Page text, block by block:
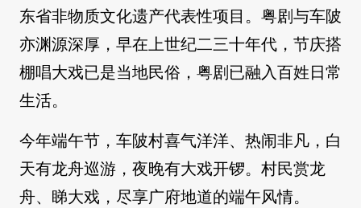
东省非物质文化遗产代表性项目。粤剧与车陂
亦渊源深厚，早在上世纪二三十年代，节庆搭
棚唱大戏已是当地民俗，粤剧已融入百姓日常
生活。
今年端午节，车陂村喜气洋洋、热闹非凡，白
天有龙舟巡游，夜晚有大戏开锣。村民赏龙
舟、睇大戏，尽享广府地道的端午风情。